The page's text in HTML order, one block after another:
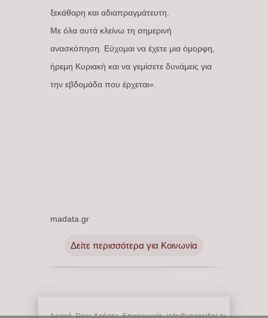
ξεκάθαρη και αδιαπραγμάτευτη.
Με όλα αυτά κλείνω τη σημερινή
ανασκόπηση. Εύχομαι να έχετε μια όμορφη,
ήρεμη Κυριακή και να γεμίσετε δυνάμεις για
την εβδομάδα που έρχεται».
madata.gr
Δείτε περισσότερα για Κοινωνία
Αρχική Όροι Χρήσης Επικοινωνία: info@ypopsifioi.tv